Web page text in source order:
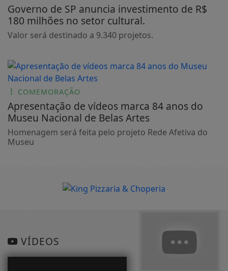
Governo de SP anuncia investimento de R$
180 milhões no setor cultural.
Valor será destinado a 9.340 projetos.
COMEMORAÇÃO
Apresentação de vídeos marca 84 anos do
Museu Nacional de Belas Artes
Homenagem será feita pelo projeto Rede Afetiva do
Museu
VÍDEOS